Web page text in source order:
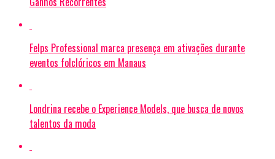
Felps Professional marca presença em ativações durante
eventos folclóricos em Manaus
Londrina recebe o Experience Models, que busca de novos
talentos da moda